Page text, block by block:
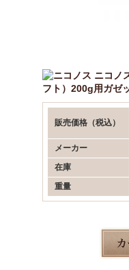
ニコノ
フト）200g用ガゼ
販売価格（税込）
メーカー
在庫
重量